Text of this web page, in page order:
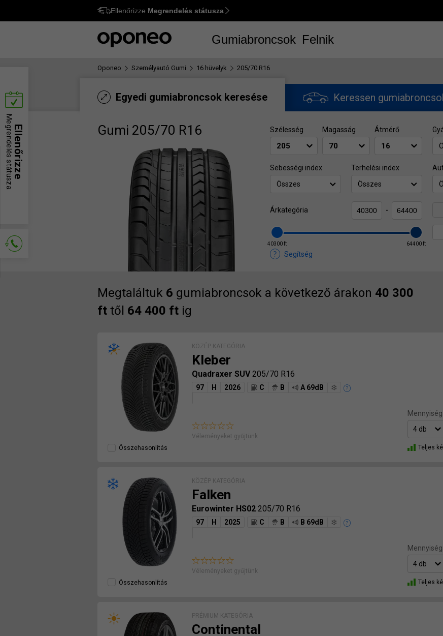
Ctrl M
Ellenőrizze Megrendelés státusza
Gumiabroncsok Felnik
Oponeo Személyautó Gumi 16 hüvelyk 205/70 R16
Egyedi gumiabroncsok keresése Keressen
Gumi 205/70 R16 Szélesség Magasság Átmérő
Sebességi index
Összes
Terhelési index
Összes
Árkategória -
40300 ft 64400 ft
Segítség
Megtaláltuk 6 gumiabroncsok a következő árakon 40 300
ft től 64 400 ft ig
KÖZÉP KATEGÓRIA
Kleber
Quadraxer SUV205/70 R16
97 H 2026 C B A 69dB
Véleményeket gyűjtünk
Összehasonlítás
Mennyiség:
Teljes
KÖZÉP KATEGÓRIA
Falken
Eurowinter HS02 205/70 R16
97 H 2025 C B B 69dB
Véleményeket gyűjtünk
Összehasonlítás
Mennyiség:
Teljes
PRÉMIUM KATEGÓRIA
Continental
Ellenőrizze
Megrendelés státusza